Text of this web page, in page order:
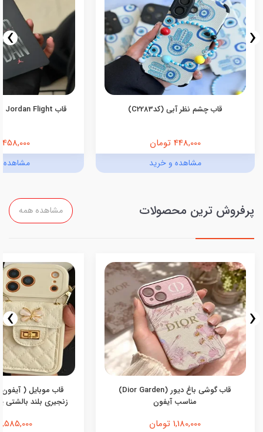
قاب چشم نظر آبی (کدC2283)
448,000 تومان
مشاهده و خرید
قاب Jordan Flight اندروید (کدC2055)
458,000 تومان
مشاهده
‹
›
پرفروش ترین محصولات مشاهده همه
قاب گوشی باغ دیور (Dior Garden)
مناسب آیفون
1,180,000 تومان
قاب موبایل (
زنجیری بلند بالشتی
1,585,000 تومان
‹
›